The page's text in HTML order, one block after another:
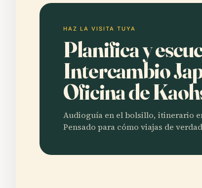
HAZ LA VISITA TUYA
Planifica y
Intercambio
Oficina de
Audioguía en el bolsillo, itinerario
Pensado para cómo viajas de